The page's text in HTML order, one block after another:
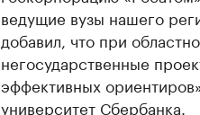
ведущие вузы нашего
добавил, что при
негосударственные
эффективных
университет Сбербанка.